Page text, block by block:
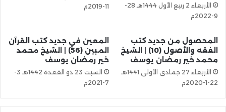
الأربعاء 2 ربيع الأول 1444هـ 28-
9-2022م
11-2019م
المحصول من جديد كتب
الفقه والأصول (10) | الشيخ
محمد خير رمضان يوسف
الأربعاء 27 جمادى الأولى 1441هـ
22-1-2020م
المعين في جديد كتب القرآن
المبين (56) | الشيخ محمد
خير رمضان يوسف
السبت 23 ذو القعدة 1442هـ 3-
7-2021م